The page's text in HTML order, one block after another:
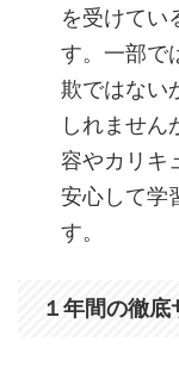
を受けてい
す。一部で
欺ではない
しれません
容やカリキ
安心して学
す。
１年間の徹底